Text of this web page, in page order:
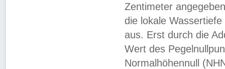
Zentimeter
die lokale
aus. Erst durch die
Wert des
Normalhöhennull